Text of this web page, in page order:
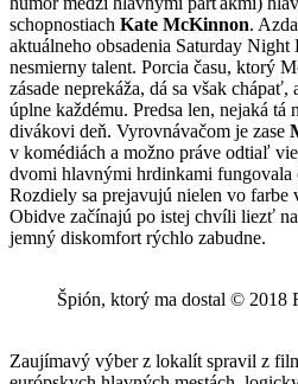
schopnostiach Kate McKinnon.
aktuálneho obsadenia Saturday
nesmierny talent. Porcia času, ktorý
zásade neprekáža, dá sa však
úplne každému. Predsa len, nejaká
divákovi deň. Vyrovnávačom je zase
v komédiách a možno práve odtiaľ
dvomi hlavnými hrdinkami fungovala
Rozdiely sa prejavujú nielen vo farbe
Obidve začínajú po istej chvíli liezť
jemný diskomfort rýchlo zabudne.
Špión, ktorý ma dostal © 2018
Zaujímavý výber z lokalít spravil z